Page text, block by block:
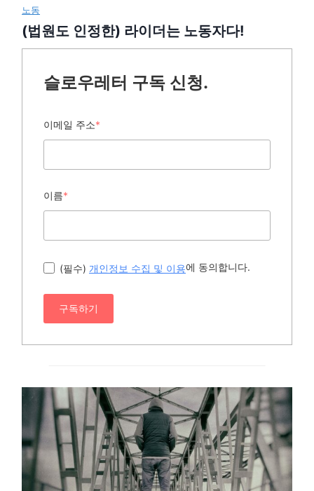
노동
(법원도 인정한) 라이더는 노동자다!
슬로우레터 구독 신청.
이메일 주소*
이름*
(필수) 개인정보 수집 및 이용에 동의합니다.
구독하기